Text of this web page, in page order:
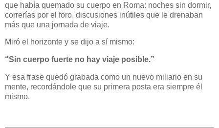
que había quemado su cuerpo en Roma: noches sin dormir,
correrías por el foro, discusiones inútiles que le drenaban
más que una jornada de viaje.
Miró el horizonte y se dijo a sí mismo:
“Sin cuerpo fuerte no hay viaje posible.”
Y esa frase quedó grabada como un nuevo miliario en su
mente, recordándole que su primera posta era siempre él
mismo.